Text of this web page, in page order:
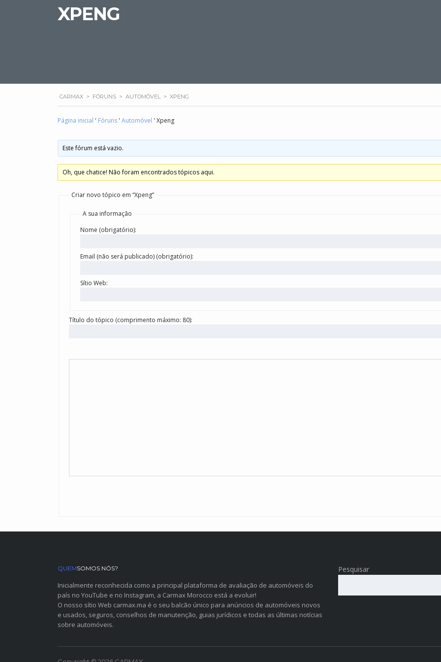
XPENG
CARMAX > FÓRUNS > AUTOMÓVEL > XPENG
Página inicial ' Fóruns ' Automóvel ' Xpeng
Este fórum está vazio.
Oh, que chatice! Não foram encontrados tópicos aqui.
Criar novo tópico em “Xpeng”
A sua informação
Nome (obrigatório):
Email (não será publicado) (obrigatório):
Sítio Web:
Título do tópico (comprimento máximo: 80):
QUEMSOMOS NÓS?
Inicialmente reconhecida como a principal plataforma de avaliação de automóveis do
país no YouTube e no Instagram, a Carmax Morocco está a evoluir!
O nosso sítio Web carmax.ma é o seu balcão único para anúncios de automóveis novos
e usados, seguros, conselhos de manutenção, guias jurídicos e todas as últimas notícias
sobre automóveis.
Pesquisar